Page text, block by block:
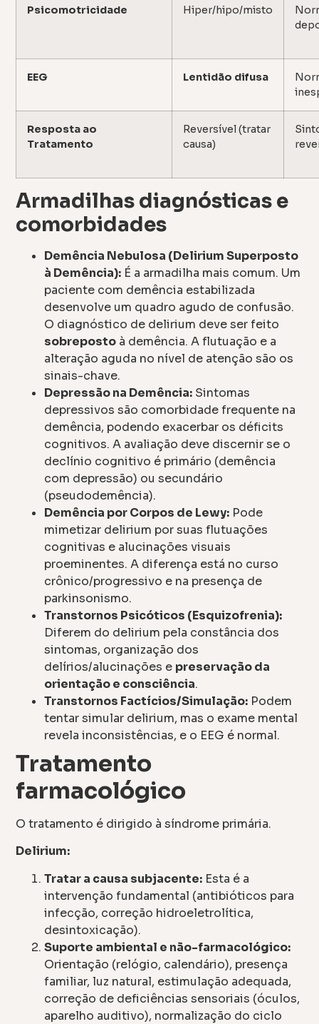
Psicomotricidade Hiper/hipo/misto
EEG Lentidão difusa
Resposta ao
Tratamento
Reversível (tratar
causa)
Armadilhas diagnósticas e
comorbidades
Demência Nebulosa (Delirium Superposto
à Demência): É a armadilha mais comum. Um
paciente com demência estabilizada
desenvolve um quadro agudo de confusão.
O diagnóstico de delirium deve ser feito
sobreposto à demência. A flutuação e a
alteração aguda no nível de atenção são os
sinais-chave.
Depressão na Demência: Sintomas
depressivos são comorbidade frequente na
demência, podendo exacerbar os déficits
cognitivos. A avaliação deve discernir se o
declínio cognitivo é primário (demência
com depressão) ou secundário
(pseudodemência).
Demência por Corpos de Lewy: Pode
mimetizar delirium por suas flutuações
cognitivas e alucinações visuais
proeminentes. A diferença está no curso
crônico/progressivo e na presença de
parkinsonismo.
Transtornos Psicóticos (Esquizofrenia):
Diferem do delirium pela constância dos
sintomas, organização dos
delírios/alucinações e preservação da
orientação e consciência.
Transtornos Factícios/Simulação: Podem
tentar simular delirium, mas o exame mental
revela inconsistências, e o EEG é normal.
Tratamento
farmacológico
O tratamento é dirigido à síndrome primária.
Delirium:
Tratar a causa subjacente: Esta é a
intervenção fundamental (antibióticos para
infecção, correção hidroeletrolítica,
desintoxicação).
Suporte ambiental e não-farmacológico:
Orientação (relógio, calendário), presença
familiar, luz natural, estimulação adequada,
correção de deficiências sensoriais (óculos,
aparelho auditivo), normalização do ciclo